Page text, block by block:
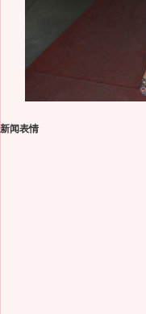
新闻表情